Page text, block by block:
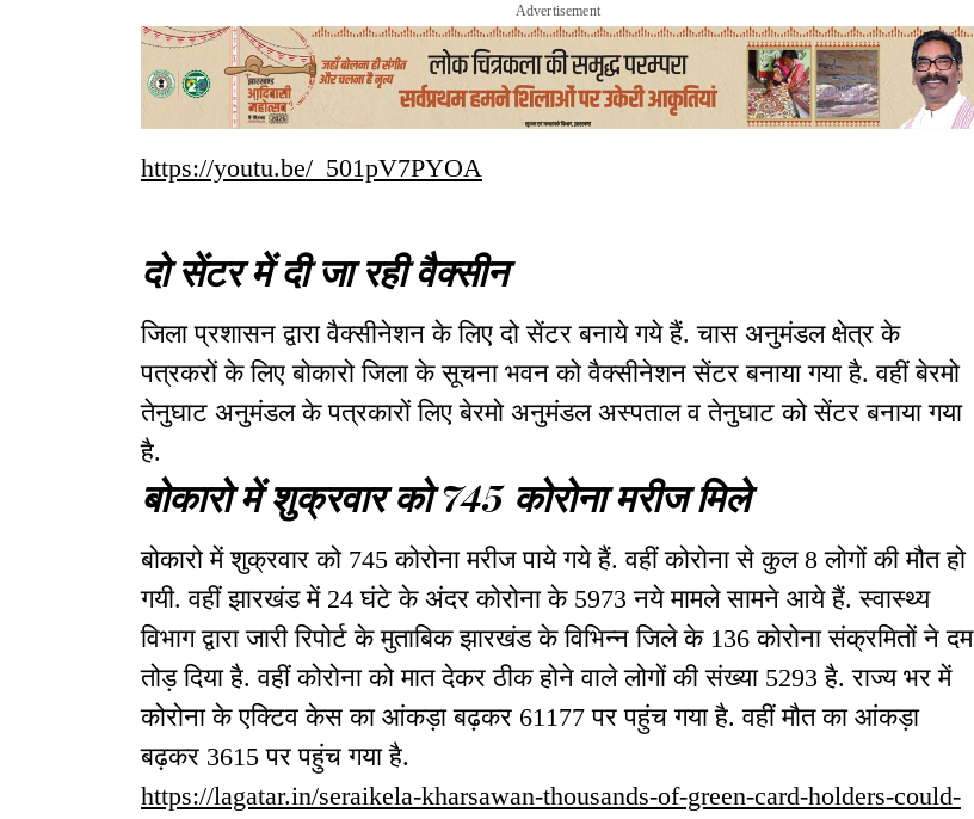
Advertisement
https://youtu.be/_501pV7PYOA
दो सेंटर में दी जा रही वैक्सीन
जिला प्रशासन द्वारा वैक्सीनेशन के लिए दो सेंटर बनाये गये हैं. चास अनुमंडल क्षेत्र के
पत्रकरों के लिए बोकारो जिला के सूचना भवन को वैक्सीनेशन सेंटर बनाया गया है. वहीं बेरमो
तेनुघाट अनुमंडल के पत्रकारों लिए बेरमो अनुमंडल अस्पताल व तेनुघाट को सेंटर बनाया गया
है.
बोकारो में शुक्रवार को 745 कोरोना मरीज मिले
बोकारो में शुक्रवार को 745 कोरोना मरीज पाये गये हैं. वहीं कोरोना से कुल 8 लोगों की मौत हो
गयी. वहीं झारखंड में 24 घंटे के अंदर कोरोना के 5973 नये मामले सामने आये हैं. स्वास्थ्य
विभाग द्वारा जारी रिपोर्ट के मुताबिक झारखंड के विभिन्न जिले के 136 कोरोना संक्रमितों ने दम
तोड़ दिया है. वहीं कोरोना को मात देकर ठीक होने वाले लोगों की संख्या 5293 है. राज्य भर में
कोरोना के एक्टिव केस का आंकड़ा बढ़कर 61177 पर पहुंच गया है. वहीं मौत का आंकड़ा
बढ़कर 3615 पर पहुंच गया है.
https://lagatar.in/seraikela-kharsawan-thousands-of-green-card-holders-could-